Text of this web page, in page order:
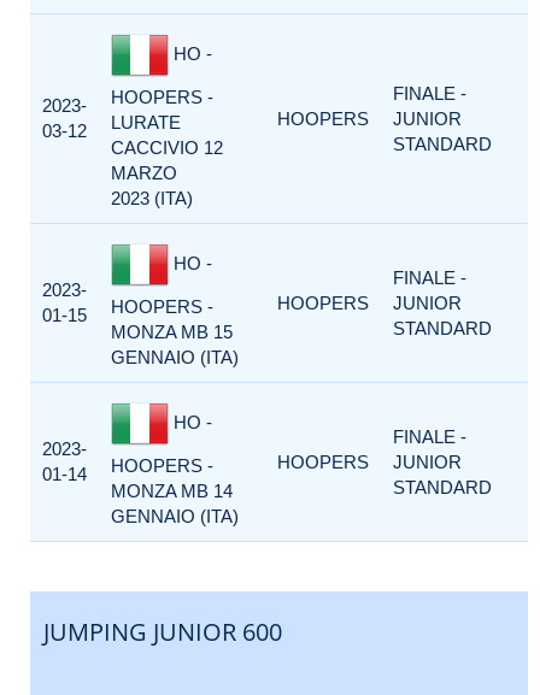
2023-
03-12
HO -
HOOPERS -
LURATE
CACCIVIO 12
MARZO
2023 (ITA)
HOOPERS
FINALE -
JUNIOR
STANDARD
2023-
01-15
HO -
HOOPERS -
MONZA MB 15
GENNAIO (ITA)
HOOPERS
FINALE -
JUNIOR
STANDARD
2023-
01-14
HO -
HOOPERS -
MONZA MB 14
GENNAIO (ITA)
HOOPERS
FINALE -
JUNIOR
STANDARD
JUMPING JUNIOR 600